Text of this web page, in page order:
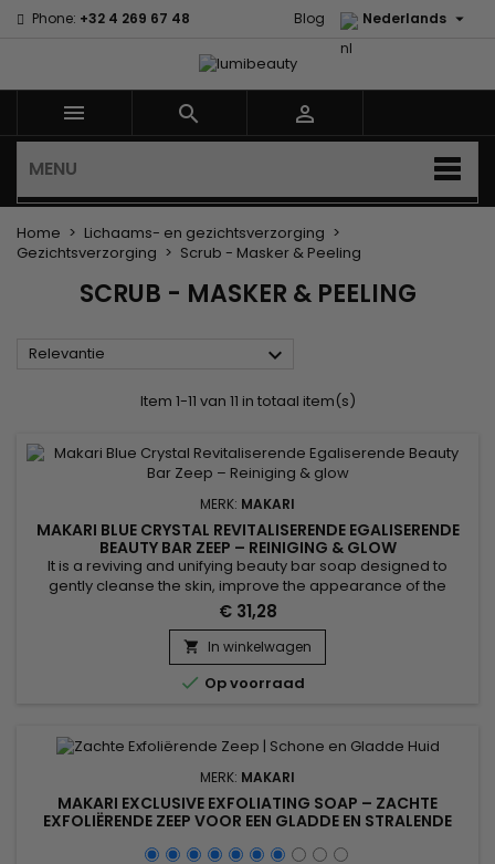
Phone: +32 4 269 67 48 Nederlands 
Blog
  
MENU
Home
Lichaams- en gezichtsverzorging
Gezichtsverzorging
Scrub - Masker & Peeling
SCRUB - MASKER & PEELING
Relevantie 
Item 1-11 van 11 in totaal item(s)
MERK: MAKARI
MAKARI BLUE CRYSTAL REVITALISERENDE EGALISERENDE
BEAUTY BAR ZEEP – REINIGING & GLOW
It is a reviving and unifying beauty bar soap designed to
gently cleanse the skin, improve the appearance of the
complexion and boost natural radiance. Blue Crystal Revivify
Beauty Bar Soap combines coconut oil, grapeseed oil, aloe
extract, vitamin C, vitamin E, glutathione and collagen. This
synergy helps purify, soften and leave the skin smoother,...
€ 31,28
 In winkelwagen
 Op voorraad
MERK: MAKARI
MAKARI EXCLUSIVE EXFOLIATING SOAP – ZACHTE
EXFOLIËRENDE ZEEP VOOR EEN GLADDE EN STRALENDE